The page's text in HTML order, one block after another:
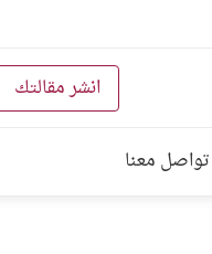
انشر مقالتك
تواصل معنا